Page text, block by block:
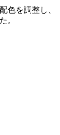
色を調整し、
。